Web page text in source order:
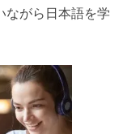
ながら日本語を学